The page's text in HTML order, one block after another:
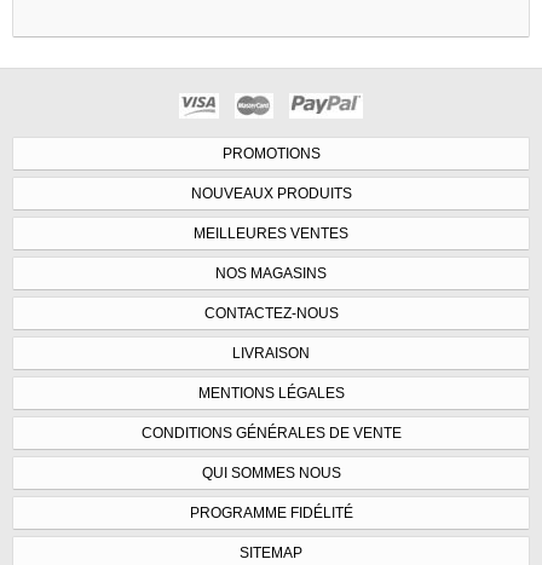
PROMOTIONS
NOUVEAUX PRODUITS
MEILLEURES VENTES
NOS MAGASINS
CONTACTEZ-NOUS
LIVRAISON
MENTIONS LÉGALES
CONDITIONS GÉNÉRALES DE VENTE
QUI SOMMES NOUS
PROGRAMME FIDÉLITÉ
SITEMAP